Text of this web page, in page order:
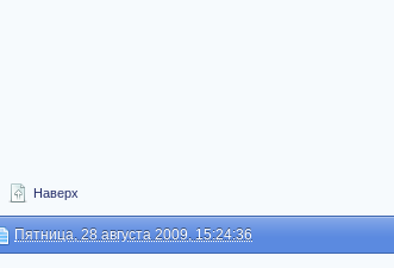
Наверх
Пятница, 28 августа 2009, 15:24:36